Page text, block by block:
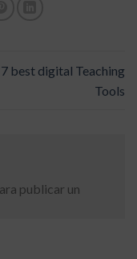
best digital Teaching
Tools
publicar un